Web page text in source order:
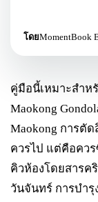
โดยMomentBook
คู่มือนี้เหมาะสำห
Maokong
Maokong การตั
ควรไป แต่คือคว
คิวห้องโดยสารค
วันจันทร์ การบำรุ